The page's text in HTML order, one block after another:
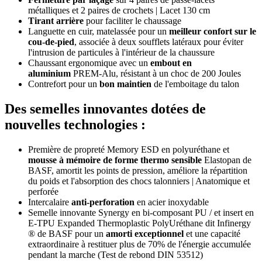
métalliques et 2 paires de crochets | Lacet 130 cm
Tirant arrière pour faciliter le chaussage
Languette en cuir, matelassée pour un meilleur confort sur le
cou-de-pied, associée à deux soufflets latéraux pour éviter
l'intrusion de particules à l'intérieur de la chaussure
Chaussant ergonomique avec un embout en
aluminium PREM-Alu, résistant à un choc de 200 Joules
Contrefort pour un bon maintien de l'emboitage du talon
Des semelles innovantes dotées de
nouvelles technologies :
Première de propreté Memory ESD en polyuréthane et
mousse à mémoire de forme thermo sensible Elastopan de
BASF, amortit les points de pression, améliore la répartition
du poids et l'absorption des chocs talonniers | Anatomique et
perforée
Intercalaire anti-perforation en acier inoxydable
Semelle innovante Synergy en bi-composant PU / et insert en
E-TPU Expanded Thermoplastic PolyUréthane dit Infinergy
® de BASF pour un amorti exceptionnel et une capacité
extraordinaire à restituer plus de 70% de l'énergie accumulée
pendant la marche (Test de rebond DIN 53512)